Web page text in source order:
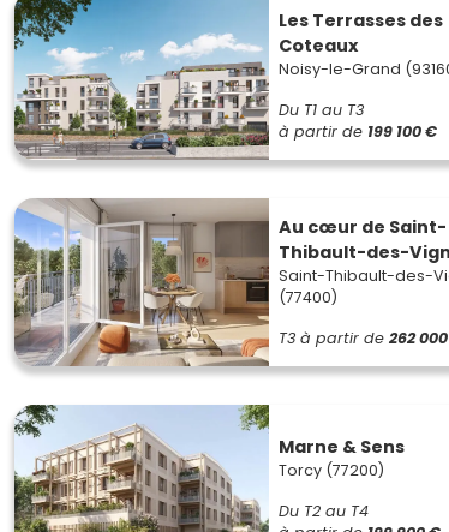
Les Terrasses des
Coteaux
Noisy-le-Grand
Du T1 au T3
à partir de 199 100 €
Au cœur de Saint-
Thibault-des-
Saint-Thibault-des-
(77400)
T3 à partir de 262
Marne & Sens
Torcy (77200)
Du T2 au T4